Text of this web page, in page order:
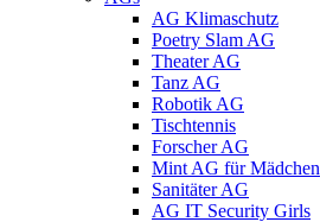
AG Klimaschutz
Poetry Slam AG
Theater AG
Tanz AG
Robotik AG
Tischtennis
Forscher AG
Mint AG für Mädchen
Sanitäter AG
AG IT Security Girls